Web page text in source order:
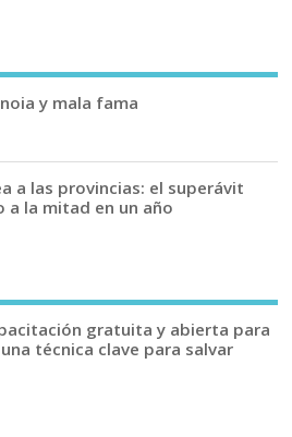
y mala fama
a las provincias: el superávit
a la mitad en un año
gratuita y abierta para
técnica clave para salvar